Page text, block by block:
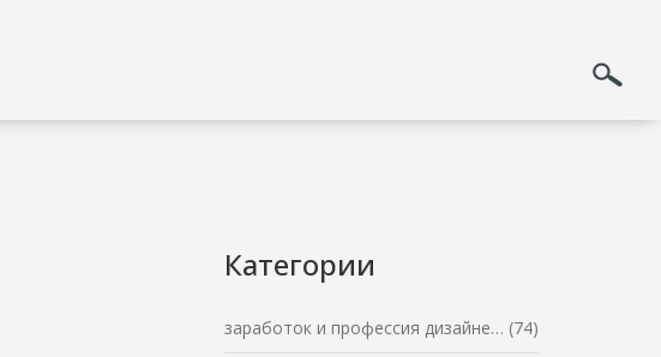
Категории
заработок и профессия дизайнера (74)